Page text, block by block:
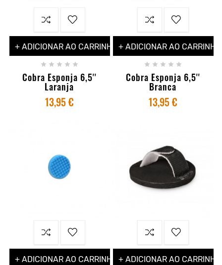
+ ADICIONAR AO CARRINHO
    
Cobra Esponja 6,5''
Laranja
13,95 €
+ ADICIONAR AO CARRINHO
    
Cobra Esponja 6,5''
Branca
13,95 €
+ ADICIONAR AO CARRINHO + ADICIONAR AO CARRINHO